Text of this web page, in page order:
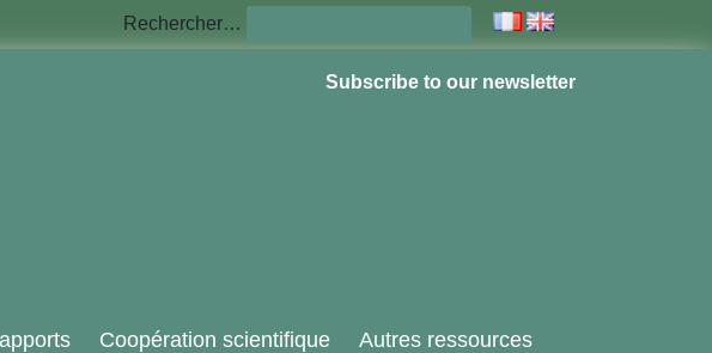
Rechercher…
Subscribe to our newsletter
Coopération scientifique Autres ressources